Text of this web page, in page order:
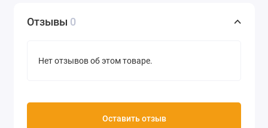
Отзывы 0
Нет отзывов об этом товаре.
Оставить отзыв